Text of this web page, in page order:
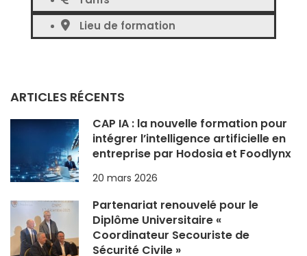
Lieu de formation
ARTICLES RÉCENTS
CAP IA : la nouvelle formation pour
intégrer l’intelligence artificielle en
entreprise par Hodosia et Foodlynx
20 mars 2026
Partenariat renouvelé pour le
Diplôme Universitaire «
Coordinateur Secouriste de
Sécurité Civile »